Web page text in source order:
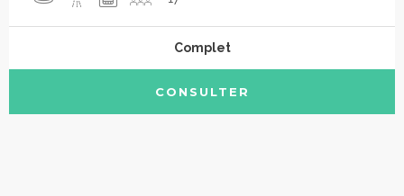
Complet
CONSULTER